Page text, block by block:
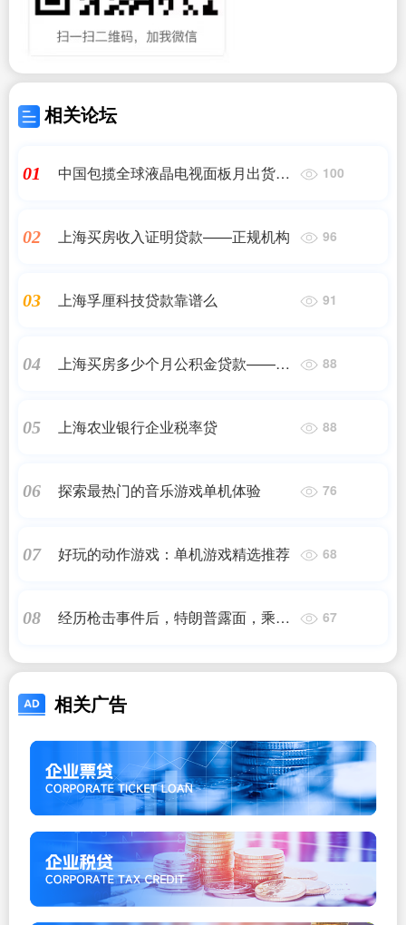
相关论坛
01
中国包揽全球液晶电视面板月出货
100
02 上海买房收入证明贷款——正规机构 96
03 上海孚厘科技贷款靠谱么 91
04
上海买房多少个月公积金贷款——
88
05 上海农业银行企业税率贷 88
06 探索最热门的音乐游戏单机体验 76
07 好玩的动作游戏：单机游戏精选推荐 68
08
经历枪击事件后，特朗普露面，乘专
67
相关广告